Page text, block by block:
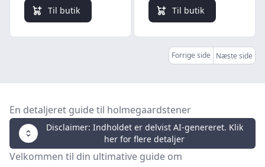
Til butik Til butik
Forrige side Næste side
En detaljeret guide til holmegaardstener
Disclaimer: Indholdet er delvist AI-genereret. Klik
her for flere detaljer
Velkommen til din ultimative guide om